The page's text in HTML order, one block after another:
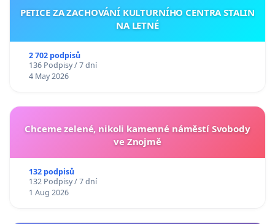
PETICE ZA ZACHOVÁNÍ KULTURNÍHO CENTRA STALIN
NA LETNÉ
2 702 podpisů
136 Podpisy / 7 dní
4 May 2026
Chceme zelené, nikoli kamenné náměstí Svobody
ve Znojmě
132 podpisů
132 Podpisy / 7 dní
1 Aug 2026